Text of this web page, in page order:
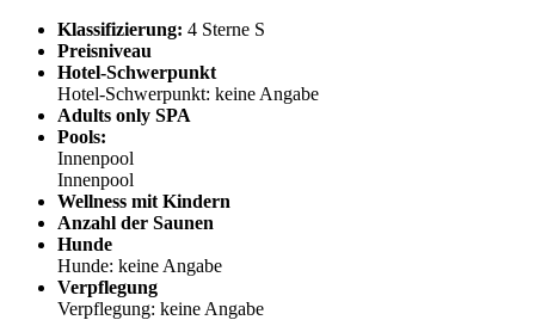
Klassifizierung: 4 Sterne S
Preisniveau
Hotel-Schwerpunkt
Hotel-Schwerpunkt: keine Angabe
Adults only SPA
Pools:
Innenpool
Innenpool
Wellness mit Kindern
Anzahl der Saunen
Hunde
Hunde: keine Angabe
Verpflegung
Verpflegung: keine Angabe